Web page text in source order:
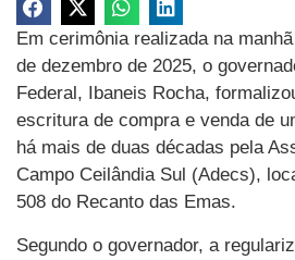
Em cerimônia realizada na
de dezembro de 2025, o
Federal, Ibaneis Rocha,
escritura de compra e venda de
há mais de duas décadas pela
Campo Ceilândia Sul (Adecs),
508 do Recanto das Emas.
Segundo o governador, a